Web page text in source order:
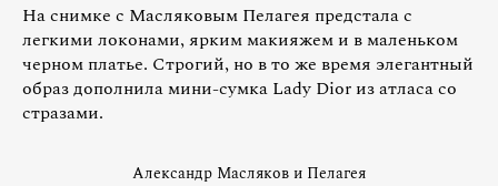
На снимке с Масляковым Пелагея предстала с
легкими локонами, ярким макияжем и в маленьком
черном платье. Строгий, но в то же время элегантный
образ дополнила мини-сумка Lady Dior из атласа со
стразами.
Александр Масляков и Пелагея